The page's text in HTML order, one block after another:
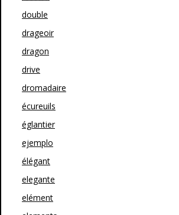
double
drageoir
dragon
drive
dromadaire
écureuils
églantier
ejemplo
élégant
elegante
elément